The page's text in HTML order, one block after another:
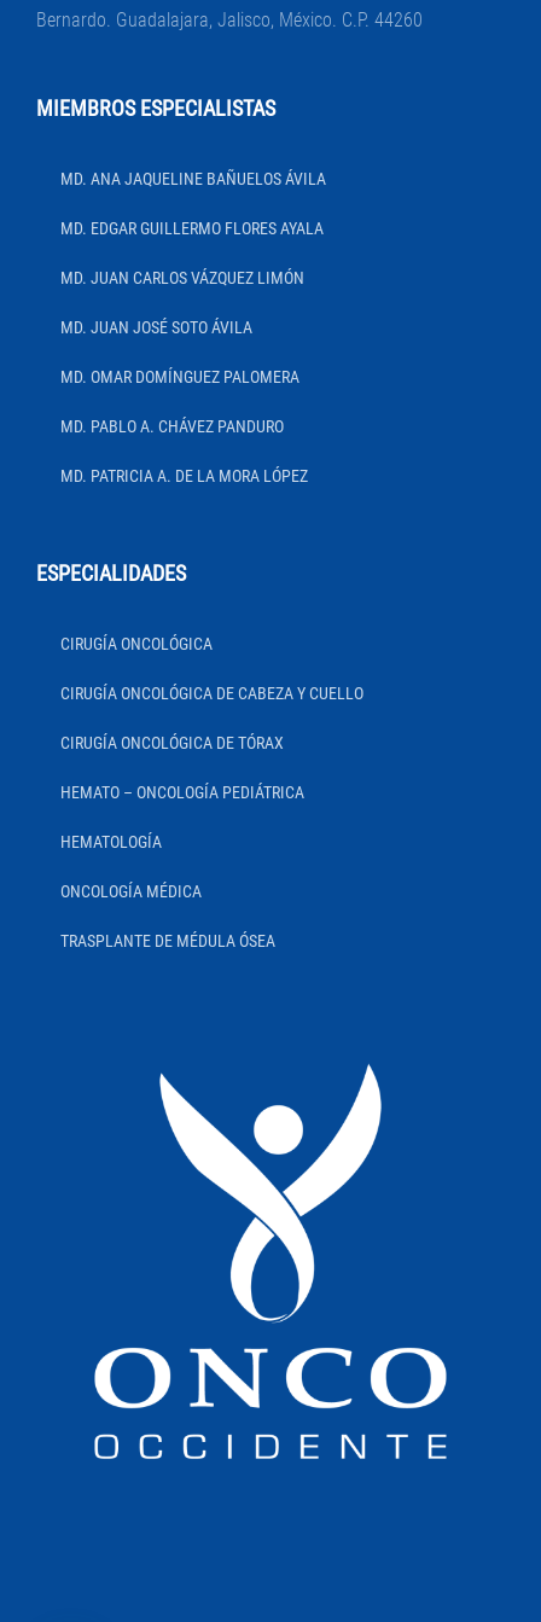
Bernardo. Guadalajara, Jalisco, México. C.P. 44260
MIEMBROS ESPECIALISTAS
MD. ANA JAQUELINE BAÑUELOS ÁVILA
MD. EDGAR GUILLERMO FLORES AYALA
MD. JUAN CARLOS VÁZQUEZ LIMÓN
MD. JUAN JOSÉ SOTO ÁVILA
MD. OMAR DOMÍNGUEZ PALOMERA
MD. PABLO A. CHÁVEZ PANDURO
MD. PATRICIA A. DE LA MORA LÓPEZ
ESPECIALIDADES
CIRUGÍA ONCOLÓGICA
CIRUGÍA ONCOLÓGICA DE CABEZA Y CUELLO
CIRUGÍA ONCOLÓGICA DE TÓRAX
HEMATO – ONCOLOGÍA PEDIÁTRICA
HEMATOLOGÍA
ONCOLOGÍA MÉDICA
TRASPLANTE DE MÉDULA ÓSEA